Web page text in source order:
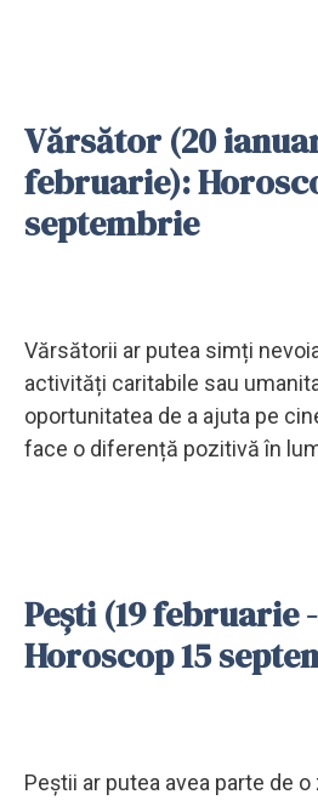
Vărsător (20
februarie):
septembrie
Vărsătorii ar putea simți
activități caritabile sau
oportunitatea de a ajuta pe
face o diferență pozitivă în
Pești (19 februarie
Horoscop 15
Peștii ar putea avea parte de